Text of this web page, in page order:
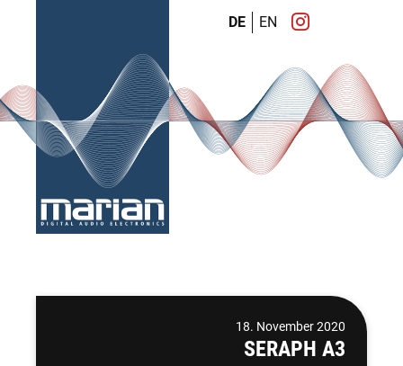
DE EN
18. November 2020
SERAPH A3